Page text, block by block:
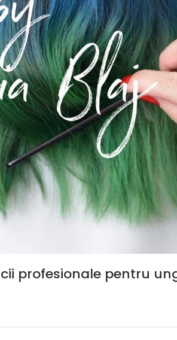
profesionale pentru